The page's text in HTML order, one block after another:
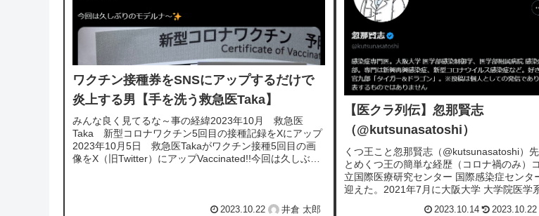
ワクチン接種券をSNSにアップするだけで
炎上する男【手を洗う救急医Taka】
みんな良く見てるな～事の経緯2023年10月 救急医
Taka 新型コロナワクチン5回目の接種記録をXにアップ
2023年10月5日 救急医Takaがワクチン接種5回目の画
像をX（旧Twitter）にアップVaccinated!!今回は久しぶ
2023.10.22 井倉 太郎
【医クラ列伝】忽那賢志
（@kutsunasatoshi）
くつ王こと忽那賢志（@kutsunasatoshi）
とめくつ王の簡単な経歴（コロナ禍のみ）
立国際医療研究センター 国際感染症センタ
迎えた。2021年7月に大阪大学 大学院医学
2023.10.14 2023.10.22